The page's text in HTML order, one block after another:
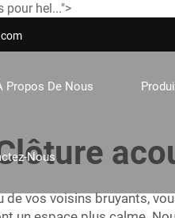
pour hel...">
Propos De Nous
Nous
de vos voisins bruyants,